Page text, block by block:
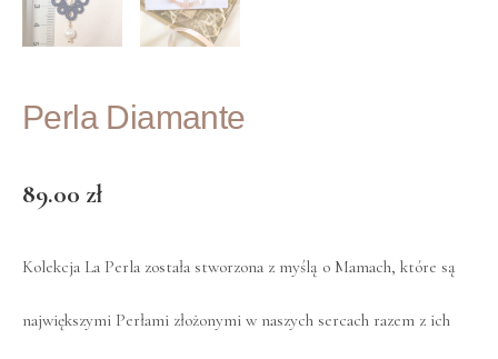
Perla Diamante
89.00 zł
Kolekcja La Perla została stworzona z myślą o Mamach, które są
największymi Perłami złożonymi w naszych sercach razem z ich